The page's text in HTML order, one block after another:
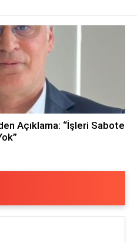
Açıklama: “İşleri Sabote